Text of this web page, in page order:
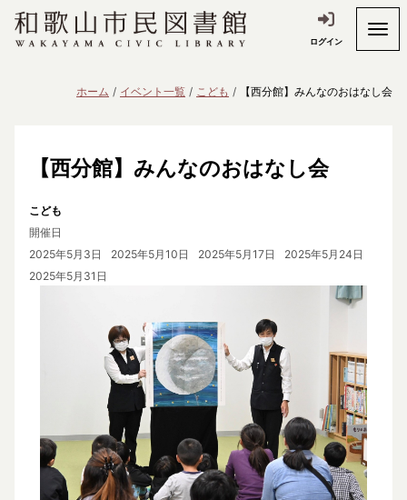
ログイン
ホーム イベント一覧 こども 【西分館】みんなのおはなし会
【西分館】みんなのおはなし会
こども
開催日
2025年5月3日
2025年5月10日 2025年5月17日
2025年5月24日
2025年5月31日